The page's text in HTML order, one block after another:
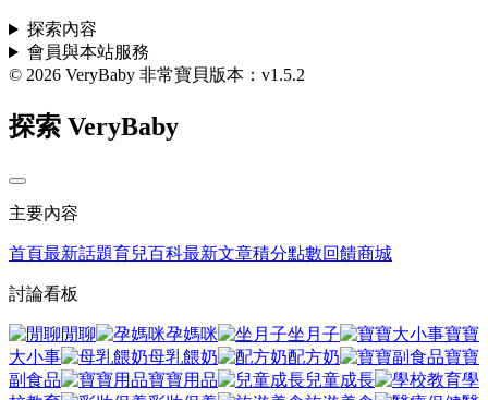
探索內容
會員與本站服務
© 2026 VeryBaby 非常寶貝版本：v1.5.2
探索 VeryBaby
主要內容
首頁最新話題育兒百科最新文章積分點數回饋商城
討論看板
閒聊 孕媽咪 坐月子
寶寶
大小事
母乳餵奶 配方奶
寶寶
副食品
寶寶用品 兒童成長
學